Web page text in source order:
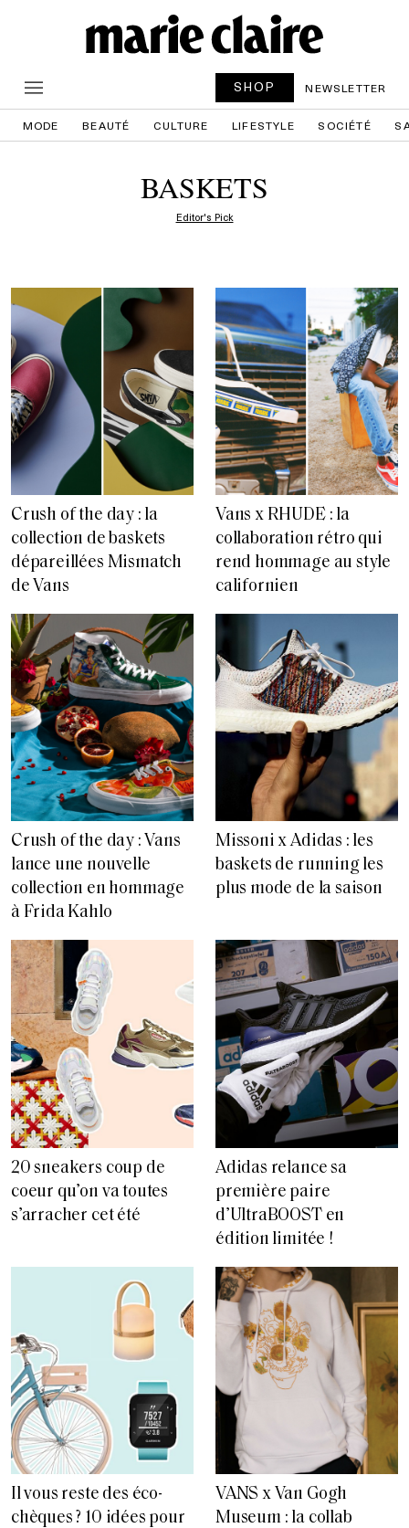
SHOP NEWSLETTER
MODE BEAUTÉ CULTURE LIFESTYLE SOCIÉTÉ
BASKETS
Editor's Pick
Crush of the day : la
collection de baskets
dépareillées Mismatch
de Vans
Vans x RHUDE : la
collaboration rétro qui
rend hommage au style
californien
Crush of the day : Vans
lance une nouvelle
collection en hommage
à Frida Kahlo
Missoni x Adidas : les
baskets de running les
plus mode de la saison
20 sneakers coup de
coeur qu’on va toutes
s’arracher cet été
Adidas relance sa
première paire
d’UltraBOOST en
édition limitée !
Il vous reste des éco-
chèques ? 10 idées pour
VANS x Van Gogh
Museum : la collab